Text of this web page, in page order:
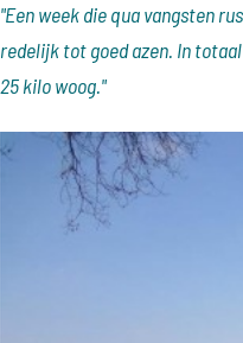
"Een week die qua vangsten
redelijk tot goed azen. In
25 kilo woog."